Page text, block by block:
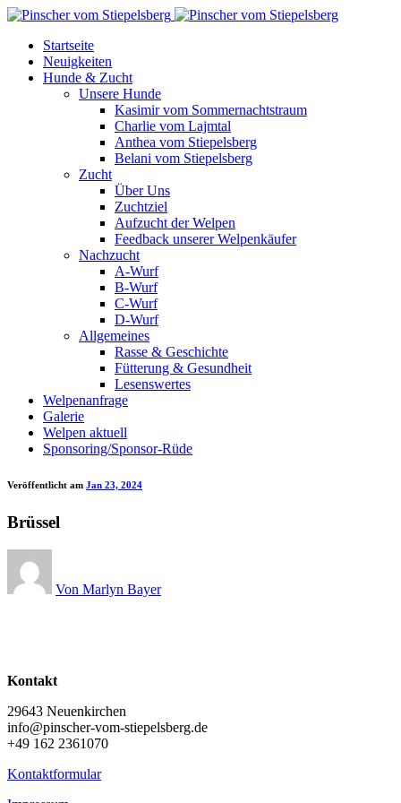
Startseite
Neuigkeiten
Hunde & Zucht
Unsere Hunde
Kasimir vom Sommernachtstraum
Charlie vom Lajmtal
Anthea vom Stiepelsberg
Belani vom Stiepelsberg
Zucht
Über Uns
Zuchtziel
Aufzucht der Welpen
Feedback unserer Welpenkäufer
Nachzucht
A-Wurf
B-Wurf
C-Wurf
D-Wurf
Allgemeines
Rasse & Geschichte
Fütterung & Gesundheit
Lesenswertes
Welpenanfrage
Galerie
Welpen aktuell
Sponsoring/Sponsor-Rüde
Veröffentlicht am Jan 23, 2024
Brüssel
Von Marlyn Bayer
Kontakt
29643 Neuenkirchen
info@pinscher-vom-stiepelsberg.de
+49 162 2361070
Kontaktformular